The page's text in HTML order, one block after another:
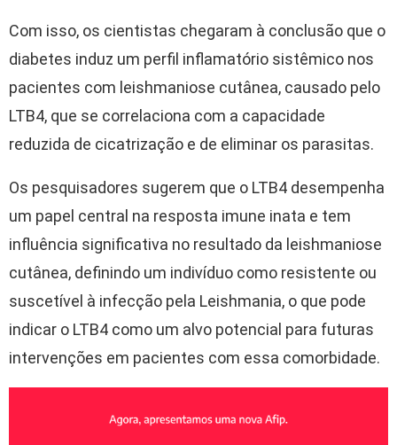
Com isso, os cientistas chegaram à conclusão que o
diabetes induz um perfil inflamatório sistêmico nos
pacientes com leishmaniose cutânea, causado pelo
LTB4, que se correlaciona com a capacidade
reduzida de cicatrização e de eliminar os parasitas.
Os pesquisadores sugerem que o LTB4 desempenha
um papel central na resposta imune inata e tem
influência significativa no resultado da leishmaniose
cutânea, definindo um indivíduo como resistente ou
suscetível à infecção pela Leishmania, o que pode
indicar o LTB4 como um alvo potencial para futuras
intervenções em pacientes com essa comorbidade.